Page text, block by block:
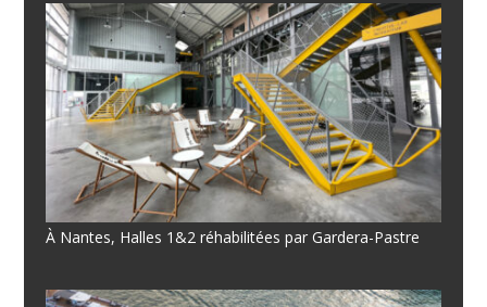
À Nantes, Halles 1&2 réhabilitées par Gardera-Pastre